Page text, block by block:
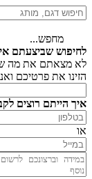
מחפש...
לחיפוש שביצעתם
לא מצאתם את מה
הזינו את פרטיכם
איך הייתם רוצים
או